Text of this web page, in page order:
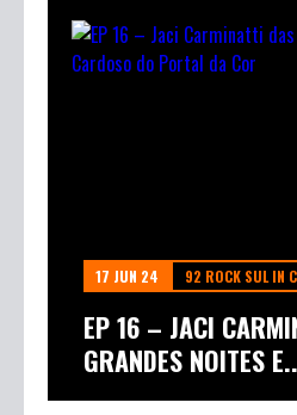
17 JUN 24 92 ROCK SUL IN
EP 16 – JACI
GRANDES NOITES